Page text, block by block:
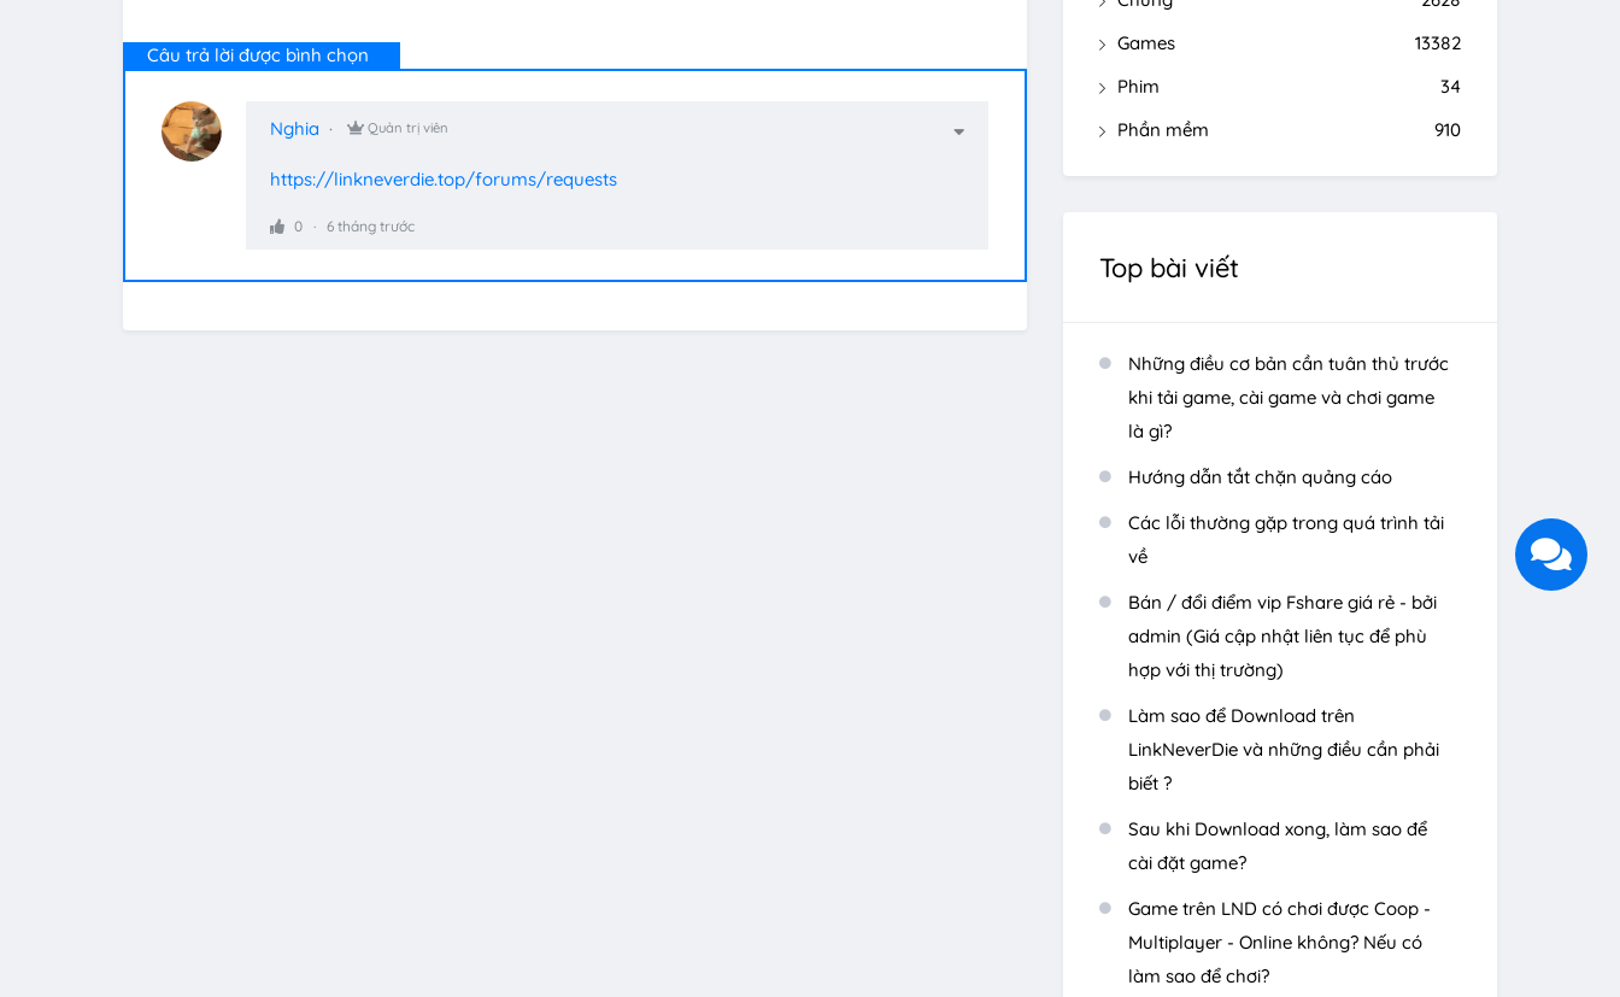
Câu trả lời được bình chọn
Nghia Quản trị viên
https://linkneverdie.top/forums/requests
0 6 tháng trước
Games
13382
Phim
34
Phần mềm
910
Top bài viết
Những điều cơ bản cần tuân thủ trước
khi tải game, cài game và chơi game
là gì?
Hướng dẫn tắt chặn quảng cáo
Các lỗi thường gặp trong quá trình tải
về
Bán / đổi điểm vip Fshare giá rẻ - bởi
admin (Giá cập nhật liên tục để phù
hợp với thị trường)
Làm sao để Download trên
LinkNeverDie và những điều cần phải
biết ?
Sau khi Download xong, làm sao để
cài đặt game?
Game trên LND có chơi được Coop -
Multiplayer - Online không? Nếu có
làm sao để chơi?